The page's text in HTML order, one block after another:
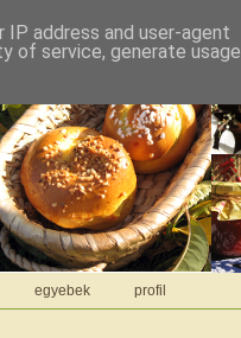
egyebek profil
address and user-agent
of service, generate usage